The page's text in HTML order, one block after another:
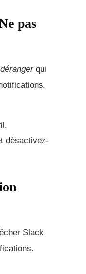
pas
qui
désactivez-
Slack